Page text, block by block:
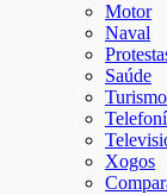
Motor
Naval
Saúde
Turismo
Xogos